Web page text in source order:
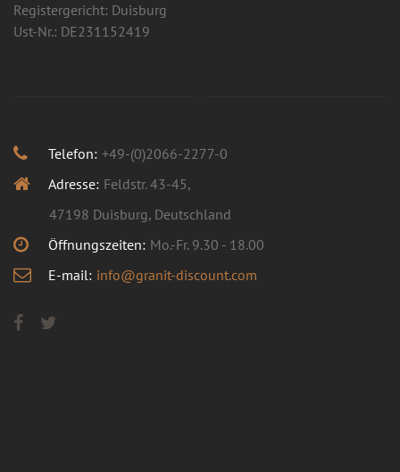
Registergericht: Duisburg
Ust-Nr.: DE231152419
Telefon: +49-(0)2066-2277-0
Adresse: Feldstr. 43-45,
47198 Duisburg, Deutschland
Öffnungszeiten: Mo.-Fr. 9.30 - 18.00
E-mail: info@granit-discount.com